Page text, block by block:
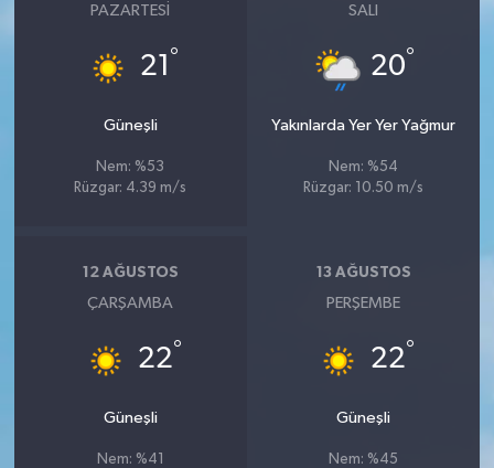
PAZARTESI
21 °
Güneşli
Nem: %53
Rüzgar: 4.39 m/s
SALI
20°
Yakınlarda Yer Yer Yağmur
Nem: %54
Rüzgar: 10.50 m/s
12 AĞUSTOS
ÇARŞAMBA
22°
Güneşli
Nem: %41
13 AĞUSTOS
PERŞEMBE
22°
Güneşli
Nem: %45